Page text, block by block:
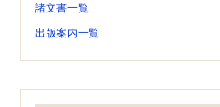
諸文書一覧
出版案内一覧